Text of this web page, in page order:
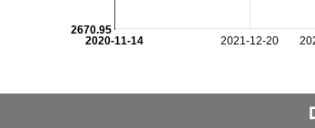
2021-12-20
2020-11-14
2670.95